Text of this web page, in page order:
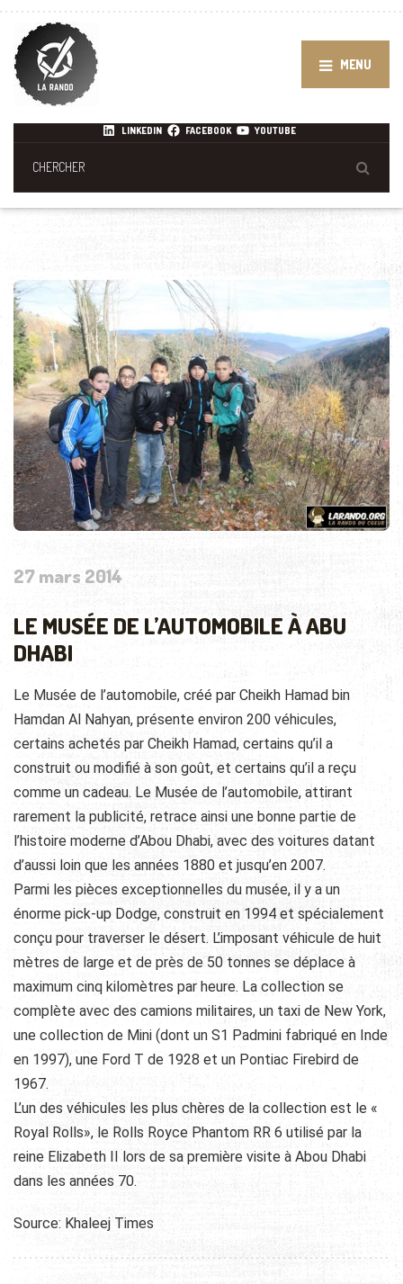
MENU
LINKEDIN FACEBOOK YOUTUBE
27 mars 2014
LE MUSÉE DE L’AUTOMOBILE À ABU
DHABI
Le Musée de l’automobile, créé par Cheikh Hamad bin
Hamdan Al Nahyan, présente environ 200 véhicules,
certains achetés par Cheikh Hamad, certains qu’il a
construit ou modifié à son goût, et certains qu’il a reçu
comme un cadeau. Le Musée de l’automobile, attirant
rarement la publicité, retrace ainsi une bonne partie de
l’histoire moderne d’Abou Dhabi, avec des voitures datant
d’aussi loin que les années 1880 et jusqu’en 2007.
Parmi les pièces exceptionnelles du musée, il y a un
énorme pick-up Dodge, construit en 1994 et spécialement
conçu pour traverser le désert. L’imposant véhicule de huit
mètres de large et de près de 50 tonnes se déplace à
maximum cinq kilomètres par heure. La collection se
complète avec des camions militaires, un taxi de New York,
une collection de Mini (dont un S1 Padmini fabriqué en Inde
en 1997), une Ford T de 1928 et un Pontiac Firebird de
1967.
L’un des véhicules les plus chères de la collection est le «
Royal Rolls», le Rolls Royce Phantom RR 6 utilisé par la
reine Elizabeth II lors de sa première visite à Abou Dhabi
dans les années 70.
Source: Khaleej Times